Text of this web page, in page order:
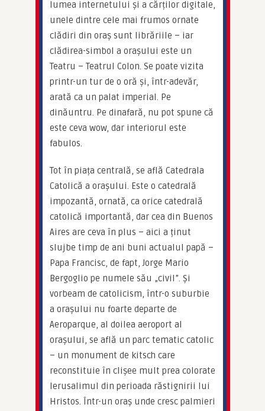
lumea internetului și a cărților digitale,
unele dintre cele mai frumos ornate
clădiri din oraș sunt librăriile – iar
clădirea-simbol a orașului este un
Teatru – Teatrul Colon. Se poate vizita
printr-un tur de o oră și, într-adevăr,
arată ca un palat imperial. Pe
dinăuntru. Pe dinafară, nu pot spune că
este ceva wow, dar interiorul este
fabulos.
Tot în piața centrală, se află Catedrala
Catolică a orașului. Este o catedrală
impozantă, ornată, ca orice catedrală
catolică importantă, dar cea din Buenos
Aires are ceva în plus – aici a ținut
slujbe timp de ani buni actualul papă –
Papa Francisc, de fapt, Jorge Mario
Bergoglio pe numele său „civil”. Și
vorbeam de catolicism, într-o suburbie
a orașului nu foarte departe de
Aeroparque, al doilea aeroport al
orașului, se află un parc tematic catolic
– un monument de kitsch care
reconstituie în clișee mult prea colorate
Ierusalimul din perioada răstignirii lui
Hristos. Într-un oraș unde cresc palmieri